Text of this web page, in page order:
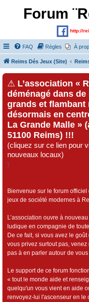
Forum
http://
FAQ Règles À
Reims Dés Jeux (Site)
⚠ L’association «
déménagé dans
grands et flambant
désormais en
La Grande Malle »
51100 Reims) !!!
(cliquez sur ce lien pour
nouveaux locaux)
)
Bienvenue sur le forum officiel
jeux de société modernes à
L’association ouvre à
ludique en compagnie de
De ce fait, si vous avez le
vous privez surtout pas,
pas à en parler autour de vous
Le support de ce forum
« tout le monde aide et
quelqu'un vous vient en aide
renvoyez-lui l'ascenseur en le